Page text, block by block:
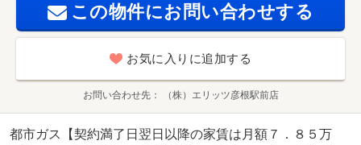
この物件にお問い合わせする
お気に入りに追加する
お問い合わせ先 （株）エリッツ彦根駅前店
都市ガス【契約満了日翌日以降の家賃は月額７．８５万